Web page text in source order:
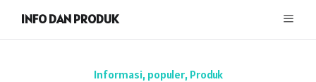
INFO DAN PRODUK
Informasi, populer, Produk